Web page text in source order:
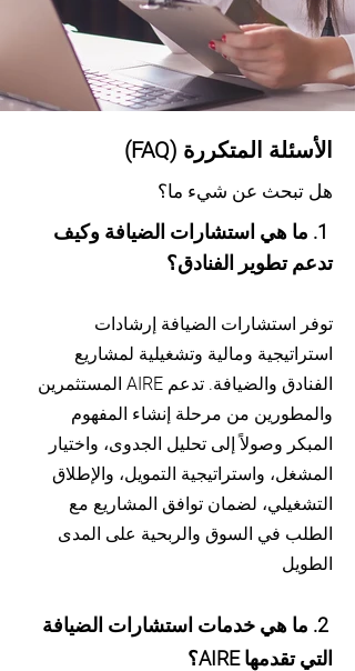
الأسئلة المتكررة (FAQ)
هل تبحث عن شيء ما؟
1. ما هي استشارات الضيافة وكيف
تدعم تطوير الفنادق؟
توفر استشارات الضيافة إرشادات
استراتيجية ومالية وتشغيلية لمشاريع
الفنادق والضيافة. تدعم AIRE المستثمرين
والمطورين من مرحلة إنشاء المفهوم
المبكر وصولاً إلى تحليل الجدوى، واختيار
المشغل، واستراتيجية التمويل، والإطلاق
التشغيلي، لضمان توافق المشاريع مع
الطلب في السوق والربحية على المدى
الطويل
2. ما هي خدمات استشارات الضيافة
التي تقدمها AIRE؟